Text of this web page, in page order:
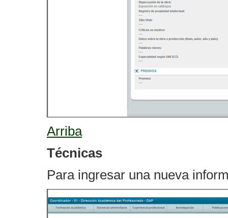
Arriba
Técnicas
Para ingresar una nueva